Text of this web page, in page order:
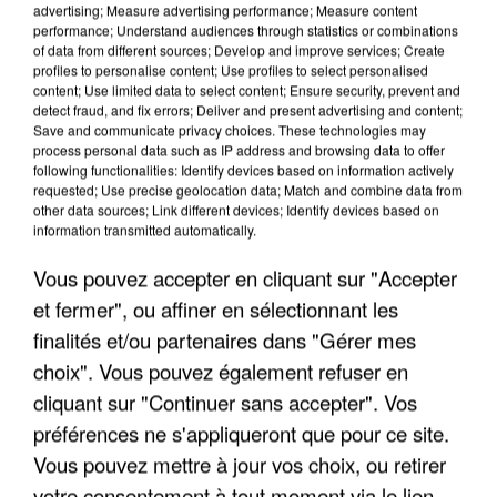
UN SECOND CADRE DE LA DZ MAFIA
INTERPELLÉ EN ALGÉRIE
advertising; Measure advertising performance; Measure content
performance; Understand audiences through statistics or combinations
of data from different sources; Develop and improve services; Create
profiles to personalise content; Use profiles to select personalised
content; Use limited data to select content; Ensure security, prevent and
detect fraud, and fix errors; Deliver and present advertising and content;
Save and communicate privacy choices. These technologies may
process personal data such as IP address and browsing data to offer
following functionalities: Identify devices based on information actively
requested; Use precise geolocation data; Match and combine data from
other data sources; Link different devices; Identify devices based on
information transmitted automatically.
Vous pouvez accepter en cliquant sur "Accepter
et fermer", ou affiner en sélectionnant les
finalités et/ou partenaires dans "Gérer mes
choix". Vous pouvez également refuser en
cliquant sur "Continuer sans accepter". Vos
préférences ne s'appliqueront que pour ce site.
Vous pouvez mettre à jour vos choix, ou retirer